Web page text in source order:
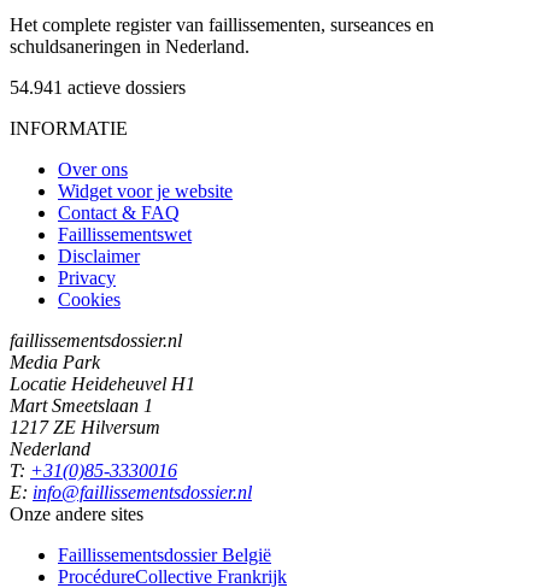
Het complete register van faillissementen, surseances en
schuldsaneringen in Nederland.
54.941 actieve dossiers
INFORMATIE
Over ons
Widget voor je website
Contact & FAQ
Faillissementswet
Disclaimer
Privacy
Cookies
faillissementsdossier.nl
Media Park
Locatie Heideheuvel H1
Mart Smeetslaan 1
1217 ZE Hilversum
Nederland
T: +31(0)85-3330016
E: info@faillissementsdossier.nl
Onze andere sites
Faillissementsdossier België
ProcédureCollective Frankrijk